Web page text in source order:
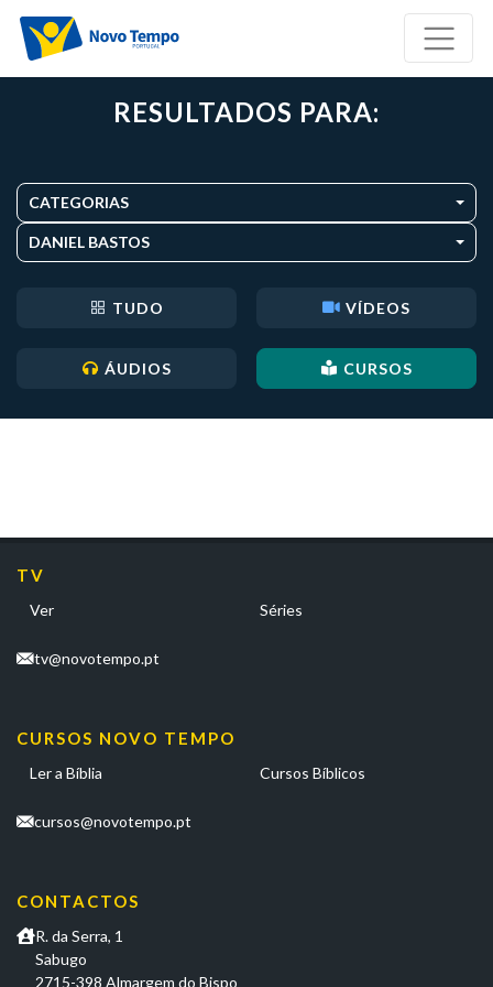
RESULTADOS PARA:
CATEGORIAS
DANIEL BASTOS
TUDO VÍDEOS
ÁUDIOS CURSOS
TV
Ver Séries
tv@novotempo.pt
CURSOS NOVO TEMPO
Ler a Bíblia Cursos Bíblicos
cursos@novotempo.pt
CONTACTOS
R. da Serra, 1
Sabugo
2715-398 Almargem do Bispo